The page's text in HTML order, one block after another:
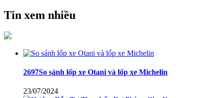
Tin xem nhiều
2697So sánh lốp xe Otani và lốp xe Michelin
23/07/2024